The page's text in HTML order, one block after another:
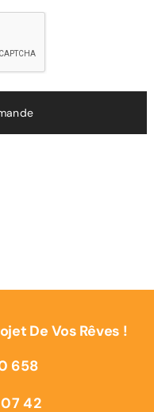
De Vos Rêves !
658
42